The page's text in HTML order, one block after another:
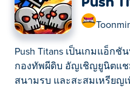
Push Titans เป็นเกมแอ็ก
กองทัพผีดิบ อัญเชิญยูนิตแช
สนามรบ และสะสมเหรียญ